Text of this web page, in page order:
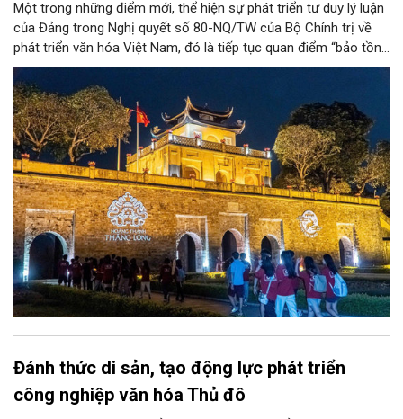
Một trong những điểm mới, thể hiện sự phát triển tư duy lý luận
của Đảng trong Nghị quyết số 80-NQ/TW của Bộ Chính trị về
phát triển văn hóa Việt Nam, đó là tiếp tục quan điểm “bảo tồn
và phát huy giá trị di sản văn hóa gắn kết với phát triển kinh tế -
xã hội và du lịch”; đồng thời, nâng lên một tầm cao mới: “phát
triển kinh tế di sản”.
Đánh thức di sản, tạo động lực phát triển
công nghiệp văn hóa Thủ đô